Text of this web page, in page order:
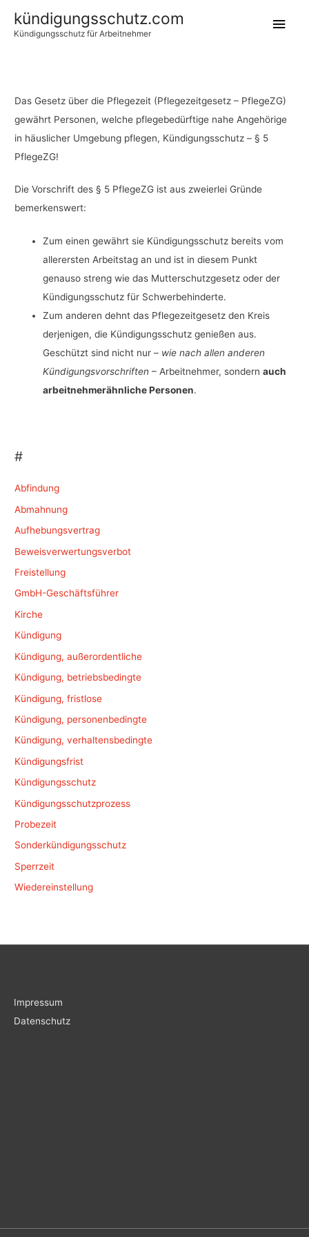
kündigungsschutz.com
Kündigungsschutz für Arbeitnehmer
Das Gesetz über die Pflegezeit (Pflegezeitgesetz – PflegeZG)
gewährt Personen, welche pflegebedürftige nahe Angehörige
in häuslicher Umgebung pflegen, Kündigungsschutz – § 5
PflegeZG!
Die Vorschrift des § 5 PflegeZG ist aus zweierlei Gründe
bemerkenswert:
Zum einen gewährt sie Kündigungsschutz bereits vom
allerersten Arbeitstag an und ist in diesem Punkt
genauso streng wie das Mutterschutzgesetz oder der
Kündigungsschutz für Schwerbehinderte.
Zum anderen dehnt das Pflegezeitgesetz den Kreis
derjenigen, die Kündigungsschutz genießen aus.
Geschützt sind nicht nur – wie nach allen anderen
Kündigungsvorschriften– Arbeitnehmer, sondernauch
arbeitnehmerähnliche Personen.
#
Abfindung
Abmahnung
Aufhebungsvertrag
Beweisverwertungsverbot
Freistellung
GmbH-Geschäftsführer
Kirche
Kündigung
Kündigung, außerordentliche
Kündigung, betriebsbedingte
Kündigung, fristlose
Kündigung, personenbedingte
Kündigung, verhaltensbedingte
Kündigungsfrist
Kündigungsschutz
Kündigungsschutzprozess
Probezeit
Sonderkündigungsschutz
Sperrzeit
Wiedereinstellung
Impressum
Datenschutz